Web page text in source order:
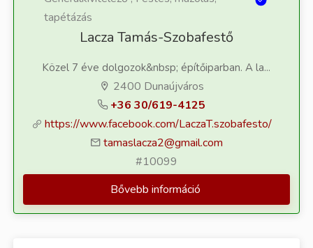
tapétázás
Lacza Tamás-Szobafestő
Közel 7 éve dolgozok&nbsp; építőiparban. A la...
2400 Dunaújváros
+36 30/619-4125
https://www.facebook.com/LaczaT.szobafesto/
tamaslacza2@gmail.com
#10099
Bővebb információ